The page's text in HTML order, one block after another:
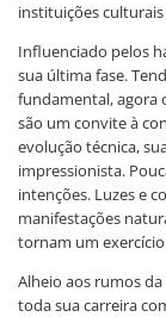
instituições
Influenciado pelos
sua última fase.
fundamental, agora
são um convite à
evolução técnica,
impressionista.
intenções. Luzes e
manifestações
tornam um
Alheio aos rumos
toda sua carreira